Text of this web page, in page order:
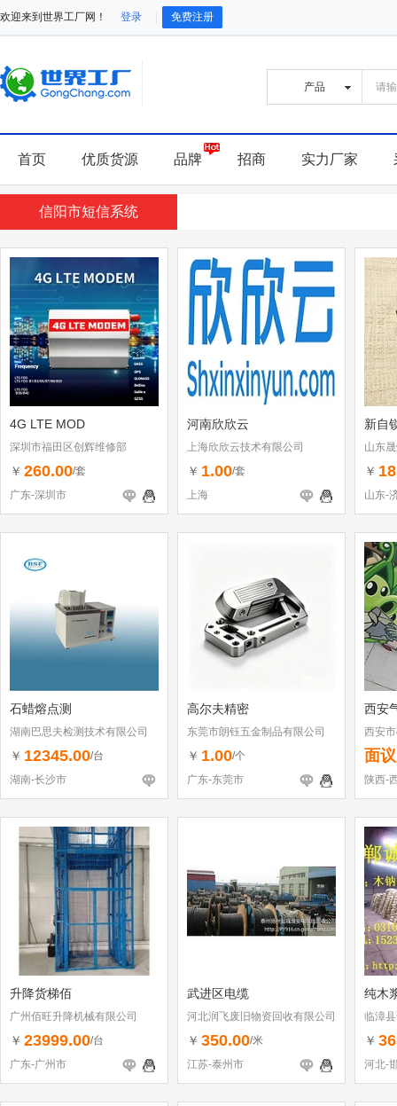
欢迎来到世界工厂网！ 登录 免费注册
首页 优质货源 品牌 招商 实力厂家
信阳市短信系统
4G LTE MOD
深圳市福田区创辉维修部
￥ 260.00/套
广东-深圳市
河南欣欣云
上海欣欣云技术有限公司
￥ 1.00/套
上海
新自
山东
￥
山东-
石蜡熔点测
湖南巴思夫检测技术有限公司
￥ 12345.00/台
湖南-长沙市
高尔夫精密
东莞市朗钰五金制品有限公司
￥ 1.00/个
广东-东莞市
西安
西安
面议
陕西-
升降货梯佰
广州佰旺升降机械有限公司
￥ 23999.00/台
广东-广州市
武进区电缆
河北润飞废旧物资回收有限公司
￥ 350.00/米
江苏-泰州市
纯木
临漳
￥
河北-